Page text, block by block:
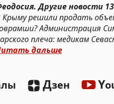
Другие новости
Крыму решили продать
Администрация
плеча: медикам
дальше
Дзен Y